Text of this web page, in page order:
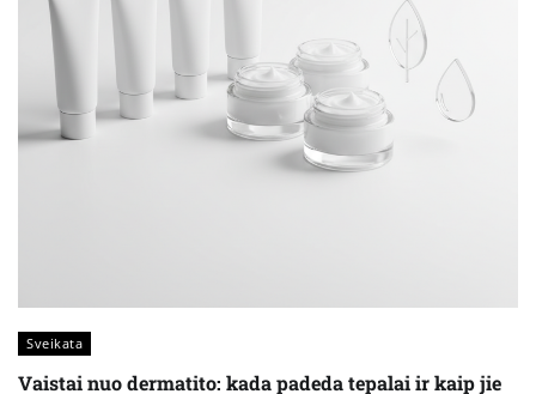
Sveikata
Vaistai nuo dermatito: kada padeda tepalai ir kaip jie